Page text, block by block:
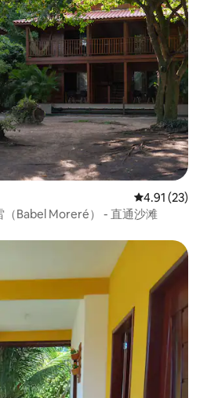
平均评分
4.91 (23)
（Babel Moreré） - 直通沙滩